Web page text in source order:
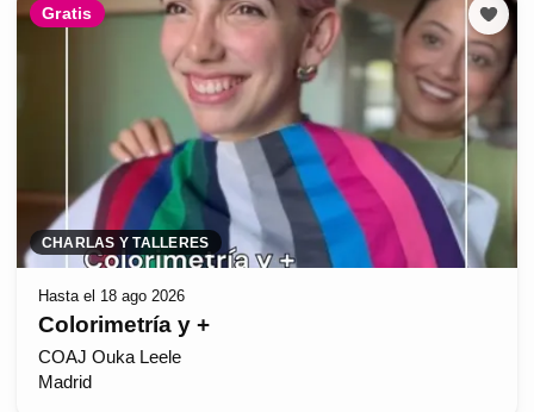
Gratis
CHARLAS Y TALLERES
Hasta el 18 ago 2026
Colorimetría y +
COAJ Ouka Leele
Madrid